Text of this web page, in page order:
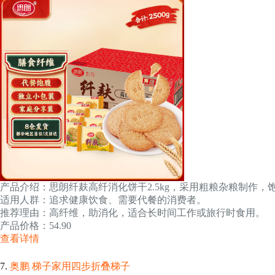
产品介绍：思朗纤麸高纤消化饼干2.5kg，采用粗粮杂粮制作，
适用人群：追求健康饮食、需要代餐的消费者。
推荐理由：高纤维，助消化，适合长时间工作或旅行时食用。
产品价格：54.90
查看详情
7. 奥鹏 梯子家用四步折叠梯子